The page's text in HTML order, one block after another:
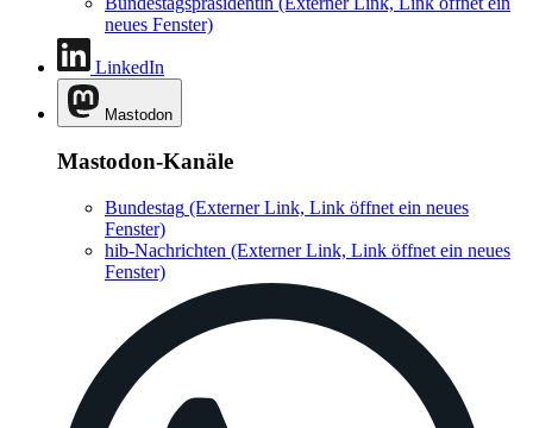
neues Fenster)
LinkedIn
Mastodon
Mastodon-Kanäle
Bundestag (Externer Link, Link öffnet ein neues
Fenster)
hib-Nachrichten (Externer Link, Link öffnet ein neues
Fenster)